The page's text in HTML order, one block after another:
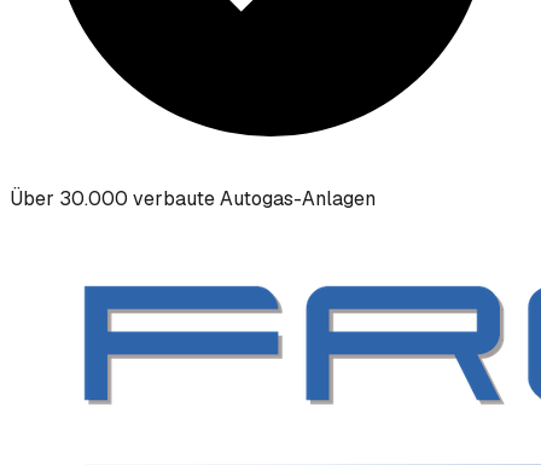
Über 30.000 verbaute Autogas-Anlagen